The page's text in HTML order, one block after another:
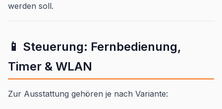
werden soll.
📱 Steuerung: Fernbedienung,
Timer & WLAN
Zur Ausstattung gehören je nach Variante: